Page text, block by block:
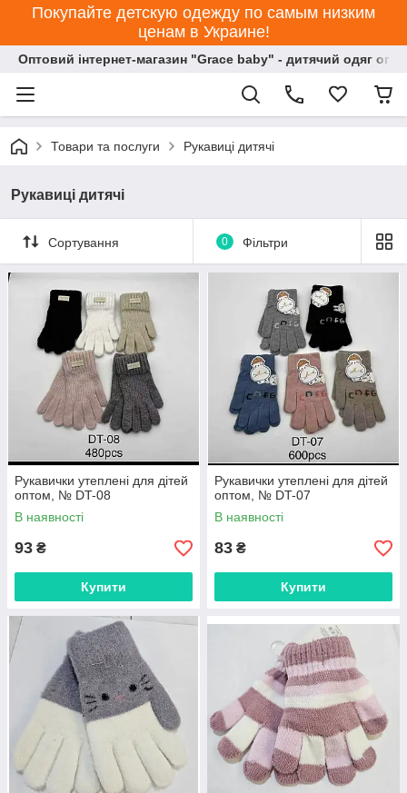
Покупайте детскую одежду по самым низким
ценам в Украине!
Оптовий інтернет-магазин "Grace baby" - дитячий одяг
Товари та послуги Рукавиці дитячі
Рукавиці дитячі
Сортування 0 Фільтри
Рукавички утеплені для дітей
оптом, № DT-08
В наявності
93 ₴
Купити
Рукавички утеплені для дітей
оптом, № DT-07
В наявності
83 ₴
Купити